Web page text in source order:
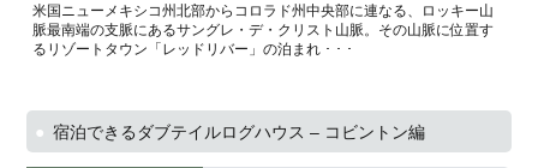
米国ニューメキシコ州北部からコロラド州中央部に連なる、ロッキー山
脈最南端の支脈にあるサングレ・デ・クリスト山脈。その山脈に位置す
るリゾートタウン「レッドリバー」の泊まれ ･ ･ ･
宿泊できるダブテイルログハウス – コビントン編